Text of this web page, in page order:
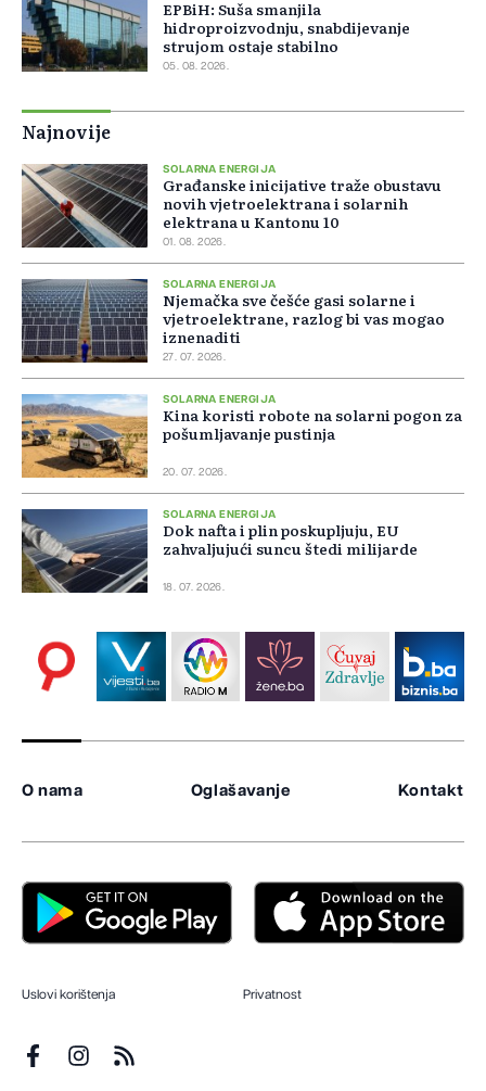
EPBiH: Suša smanjila
hidroproizvodnju, snabdijevanje
strujom ostaje stabilno
05. 08. 2026.
Najnovije
SOLARNA ENERGIJA
Građanske inicijative traže obustavu
novih vjetroelektrana i solarnih
elektrana u Kantonu 10
01. 08. 2026.
SOLARNA ENERGIJA
Njemačka sve češće gasi solarne i
vjetroelektrane, razlog bi vas mogao
iznenaditi
27. 07. 2026.
SOLARNA ENERGIJA
Kina koristi robote na solarni pogon za
pošumljavanje pustinja
20. 07. 2026.
SOLARNA ENERGIJA
Dok nafta i plin poskupljuju, EU
zahvaljujući suncu štedi milijarde
18. 07. 2026.
O nama Oglašavanje Kontakt
Uslovi korištenja Privatnost